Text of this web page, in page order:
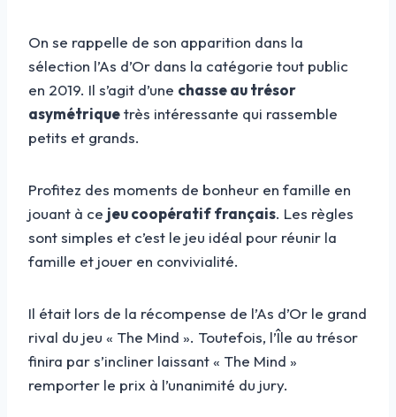
On se rappelle de son apparition dans la
sélection l’As d’Or dans la catégorie tout public
en 2019. Il s’agit d’une chasse au trésor
asymétriquetrès intéressante qui rassemble
petits et grands.
Profitez des moments de bonheur en famille en
jouant à ce jeu coopératif français. Les règles
sont simples et c’est le jeu idéal pour réunir la
famille et jouer en convivialité.
Il était lors de la récompense de l’As d’Or le grand
rival du jeu « The Mind ». Toutefois, l’Île au trésor
finira par s’incliner laissant « The Mind »
remporter le prix à l’unanimité du jury.